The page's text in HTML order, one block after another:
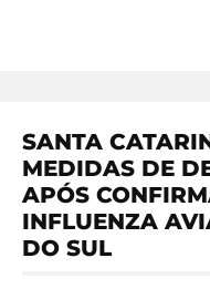
SANTA
MEDIDAS DE
APÓS
INFLUENZA
DO SUL